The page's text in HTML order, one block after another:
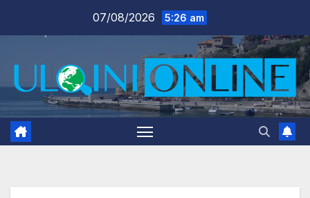
07/08/2026 5:26 am